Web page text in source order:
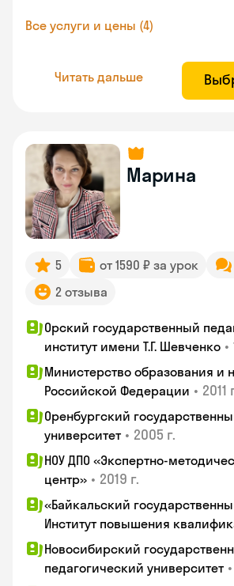
Все услуги и цены (4)
Читать дальше
Марина
5 от 1590 ₽ за урок
2 отзыва
Орский государственный
институт имени Т.Г. Шевченко •
Министерство образования и
Российской Федерации • 2011
Оренбургский
университет • 2005 г.
НОУ ДПО «Экспертно-
центр» • 2019 г.
«Байкальский
Институт повышения
Новосибирский
педагогический университет •